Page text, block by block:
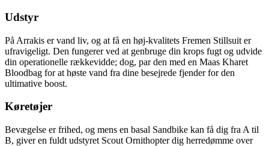
Udstyr
På Arrakis er vand liv, og at få en høj-kvalitets Fremen Stillsuit er
ufravigeligt. Den fungerer ved at genbruge din krops fugt og udvide
din operationelle rækkevidde; dog, par den med en Maas Kharet
Bloodbag for at høste vand fra dine besejrede fjender for den
ultimative boost.
Køretøjer
Bevægelse er frihed, og mens en basal Sandbike kan få dig fra A til
B, giver en fuldt udstyret Scout Ornithopter dig herredømme over